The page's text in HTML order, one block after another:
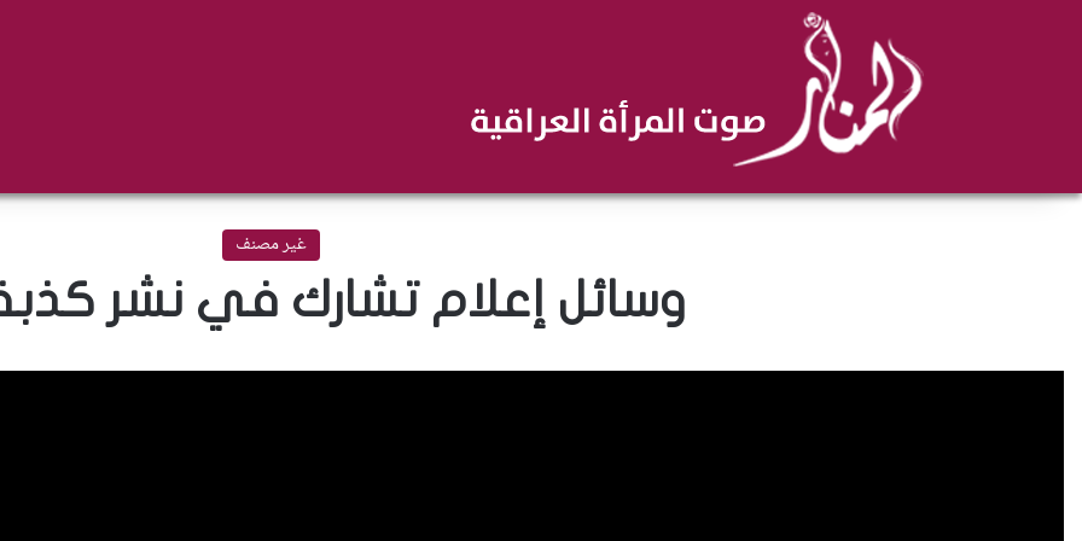
غير مصنف
وسائل إعلام تشارك في نشر